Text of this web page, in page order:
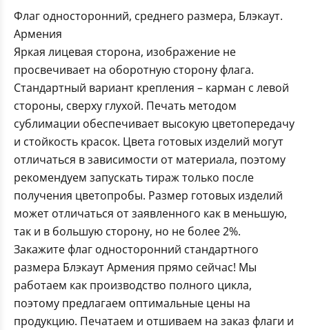
Флаг односторонний, среднего размера, Блэкаут.
Армения
Яркая лицевая сторона, изображение не
просвечивает на оборотную сторону флага.
Стандартный вариант крепления – карман с левой
стороны, сверху глухой. Печать методом
сублимации обеспечивает высокую цветопередачу
и стойкость красок. Цвета готовых изделий могут
отличаться в зависимости от материала, поэтому
рекомендуем запускать тираж только после
получения цветопробы. Размер готовых изделий
может отличаться от заявленного как в меньшую,
так и в большую сторону, но не более 2%.
Закажите флаг односторонний стандартного
размера Блэкаут Армения прямо сейчас! Мы
работаем как производство полного цикла,
поэтому предлагаем оптимальные цены на
продукцию. Печатаем и отшиваем на заказ флаги и